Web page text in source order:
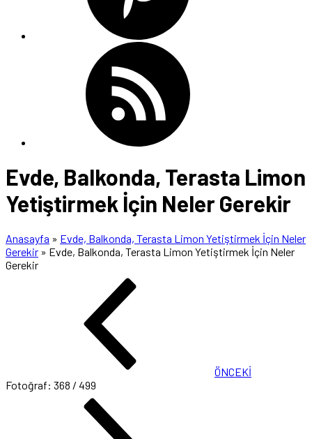
Evde, Balkonda, Terasta Limon
Yetiştirmek İçin Neler Gerekir
Anasayfa » Evde, Balkonda, Terasta Limon Yetiştirmek İçin Neler
Gerekir » Evde, Balkonda, Terasta Limon Yetiştirmek İçin Neler
Gerekir
ÖNCEKİ
Fotoğraf: 368 / 499